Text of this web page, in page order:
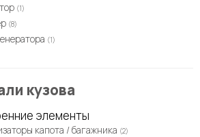
(1)
(8)
(1)
кузова
элементы
капота / багажника (2)